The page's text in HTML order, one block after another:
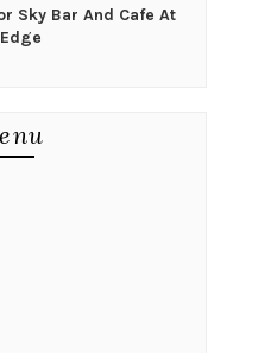
Sky Bar And Cafe At